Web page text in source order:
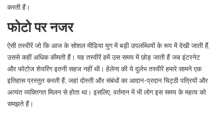
करती हैं।
फोटो पर नजर
ऐसी तस्वीरें जो कि आज के सोशल मीडिया युग में बड़ी उपलब्धियों के रूप में देखी जाती हैं,
उससे कहीं अधिक कीमती हैं। यह तस्वीरें हमें उस समय में छोड़ जाती हैं जब इंटरनेट
और फोटोज शेयरिंग इतनी सहज नहीं थी। हेलेना की ये दुर्लभ तस्वीरें हमारे सामने एक
इतिहास प्रस्तुत करती हैं, जहां दोस्ती और संबंधों का आदान-प्रदान चिट्ठी पत्रियों और
अत्यंत व्यक्तिगत मिलन से होता था। इसलिए, वर्तमान में भी लोग इस समय के महत्व को
समझते हैं।